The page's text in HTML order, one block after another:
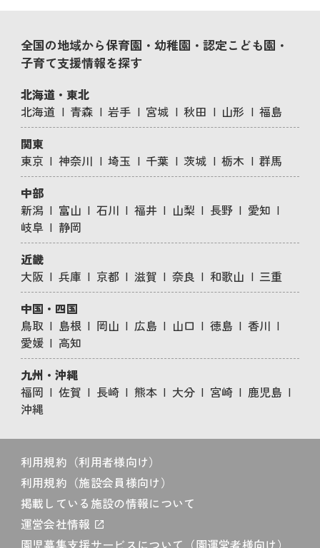
全国の地域から保育園・幼稚園・認定こども園・
子育て支援情報を探す
北海道・東北
北海道
青森 岩手 宮城 秋田 山形
福島
関東
東京
神奈川 埼玉 千葉 茨城 栃木
群馬
中部
新潟
富山 石川 福井 山梨 長野
愛知
岐阜
静岡
近畿
大阪
兵庫 京都 滋賀 奈良 和歌山
三重
中国・四国
鳥取
島根 岡山 広島 山口 徳島
香川
愛媛
高知
九州・沖縄
福岡
佐賀 長崎 熊本 大分 宮崎
鹿児島
沖縄
利用規約（利用者様向け）
利用規約（施設会員様向け）
掲載している施設の情報について
運営会社情報
園児募集支援サービスについて（園運営者様向け）